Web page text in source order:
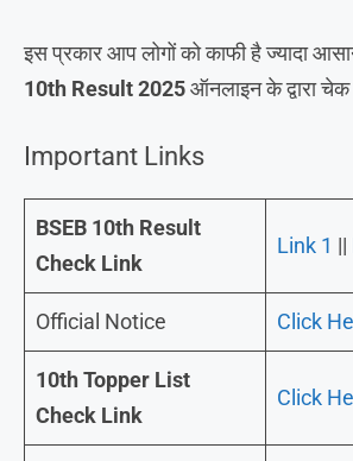
इस प्रकार आप लोगों को काफी है ज्यादा
10th Result 2025ऑनलाइन के द्वारा
Important Links
BSEB 10th Result
Check Link
Link 1 ||
Official Notice Click
10th Topper List
Check Link
Click